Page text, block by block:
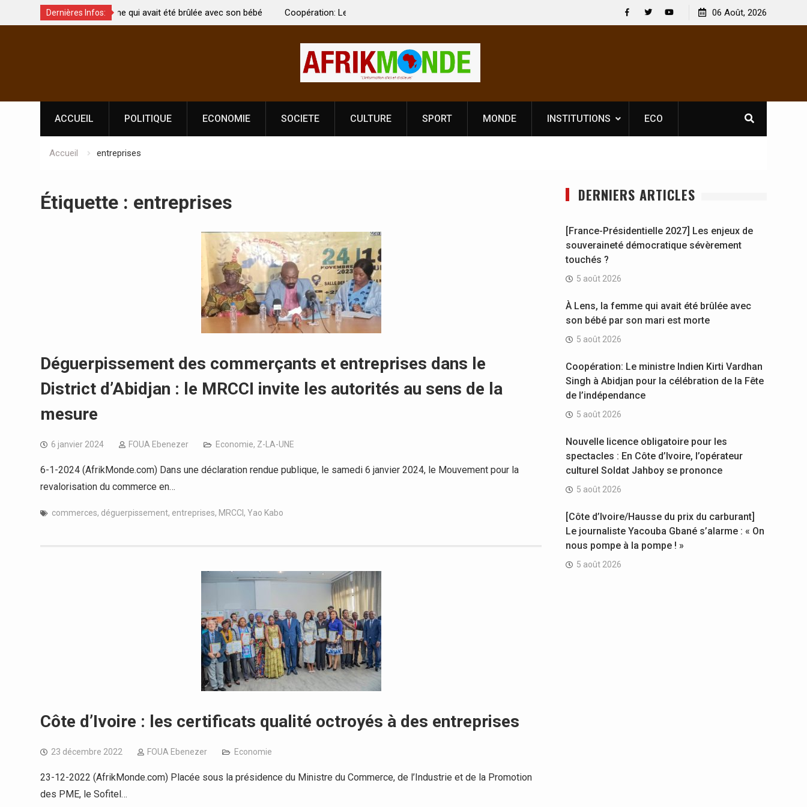
Dernières Infos:
brûlée avec son bébé
Coopération: Le ministre Indien Kirti Vardhan Singh à
Abidjan pour la célébration de la Fête de
Côte d’Ivoire, l’opérateur culturel Soldat Jahboy se
prononce
[France-Présidentielle 2027] Les enjeux de
souveraineté démocratique sévèrement touchés ?
06 Août, 2026
ACCUEIL POLITIQUE ECONOMIE SOCIETE CULTURE SPORT MONDE INSTITUTIONS ECO
Accueil entreprises
Étiquette : entreprises
Déguerpissement des commerçants et entreprises dans le
District d’Abidjan : le MRCCI invite les autorités au sens de la
mesure
6 janvier 2024 FOUA Ebenezer Economie, Z-LA-UNE
6-1-2024 (AfrikMonde.com) Dans une déclaration rendue publique, le samedi 6 janvier 2024, le Mouvement pour la
revalorisation du commerce en…
commerces, déguerpissement, entreprises, MRCCI , Yao Kabo
Côte d’Ivoire : les certificats qualité octroyés à des entreprises
23 décembre 2022 FOUA Ebenezer Economie
23-12-2022 (AfrikMonde.com) Placée sous la présidence du Ministre du Commerce, de l’Industrie et de la Promotion
des PME, le Sofitel…
DERNIERS ARTICLES
[France-Présidentielle 2027] Les enjeux de
souveraineté démocratique sévèrement
touchés ?
5 août 2026
À Lens, la femme qui avait été brûlée avec
son bébé par son mari est morte
5 août 2026
Coopération: Le ministre Indien Kirti Vardhan
Singh à Abidjan pour la célébration de la Fête
de l’indépendance
5 août 2026
Nouvelle licence obligatoire pour les
spectacles : En Côte d’Ivoire, l’opérateur
culturel Soldat Jahboy se prononce
5 août 2026
[Côte d’Ivoire/Hausse du prix du carburant]
Le journaliste Yacouba Gbané s’alarme : « On
nous pompe à la pompe ! »
5 août 2026